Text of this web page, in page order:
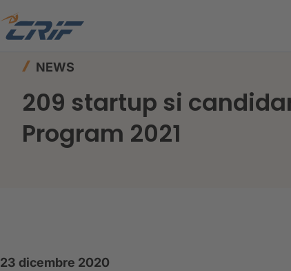
Home
NEWS
209 startup si
Program 2021
23 dicembre 2020